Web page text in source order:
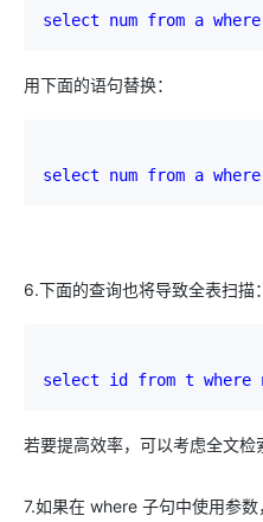
select num from a
用下面的语句替换：
select num from a where
6.下面的查询也将导致全表扫描：
select id from t where
若要提高效率，可以考虑全文检
7.如果在 where 子句中使用参